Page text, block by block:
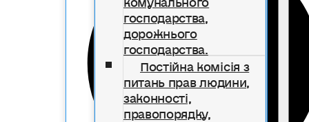
господарства,
дорожнього
господарства.
Постійна комісія з
питань прав людини,
законності,
правопорядку,